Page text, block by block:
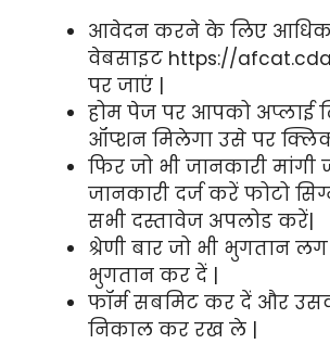
आवेदन करने के लिए
वेबसाइट https://
पर जाएं |
होम पेज पर आपको अप्लाई
ऑप्शन मिलेगा उसे पर
फिर जो भी जानकारी मांगी
जानकारी दर्ज करें फोटो
सभी दस्तावेज अपलोड करें|
श्रेणी बार जो भी भुगतान
भुगतान कर दें |
फॉर्म सबमिट कर दें और
निकाल कर रख ले |